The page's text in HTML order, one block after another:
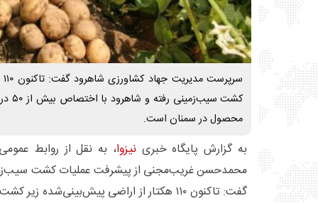
کشت
محصول در سمنان است.
به گزارش پایگاه خبرینیزوا، به نقل از روابط
محمدحسن غریب‌مجنی از پیشرفت عملیات کشت